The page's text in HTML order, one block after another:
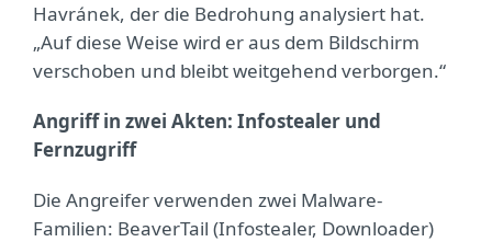
Havránek, der die Bedrohung analysiert hat.
„Auf diese Weise wird er aus dem Bildschirm
verschoben und bleibt weitgehend verborgen.“
Angriff in zwei Akten: Infostealer und
Fernzugriff
Die Angreifer verwenden zwei Malware-
Familien: BeaverTail (Infostealer, Downloader)